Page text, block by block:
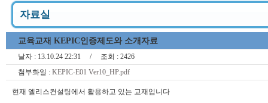
자료실
교육교재 KEPIC인증제도와 소개자료
날자 : 13.10.24 22:31 / 조회 : 2426
첨부화일 : KEPIC-E01 Ver10_HP.pdf
현재 엘리스컨설팅에서 활용하고 있는 교재입니다